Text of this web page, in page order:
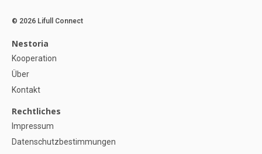
© 2026 Lifull Connect
Nestoria
Kooperation
Über
Kontakt
Rechtliches
Impressum
Datenschutzbestimmungen